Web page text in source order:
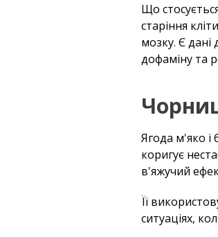
Що
старіння
мозку. Є дані
дофаміну та
Ягода м'яко і
коригує
в'яжучий
Її
ситуаціях,